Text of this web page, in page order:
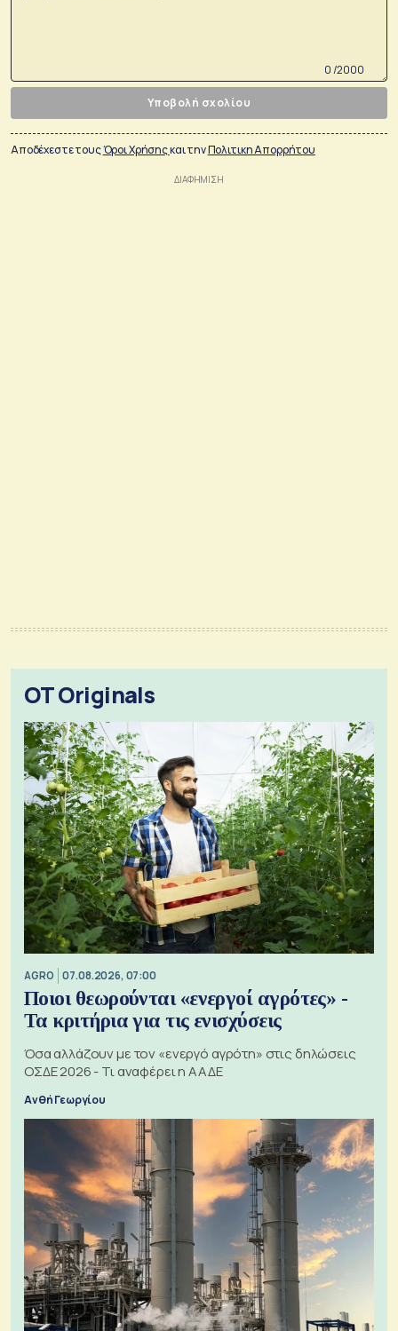
0 /2000
Υποβολή σχολίου
Αποδέχεστε τουςΌροι Χρήσηςκαι τηνΠολιτικη Απορρήτου
OT Originals
AGRO 07.08.2026, 07:00
Ποιοι θεωρούνται «ενεργοί αγρότες» -
Τα κριτήρια για τις ενισχύσεις
Όσα αλλάζουν με τον «ενεργό αγρότη» στις δηλώσεις
ΟΣΔΕ 2026 - Τι αναφέρει η ΑΑΔΕ
Ανθή Γεωργίου